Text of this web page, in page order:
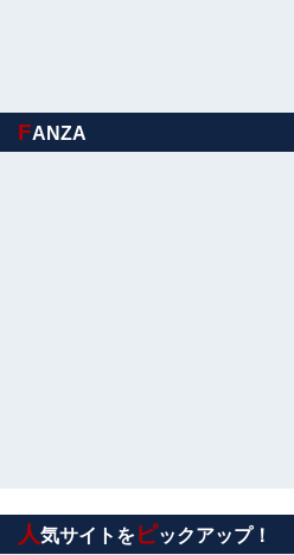
【ウマ娘】ウマ娘とウマドッグ
ジャンポケ斉藤「同意があった
FANZA
人気サイトをピックアップ！